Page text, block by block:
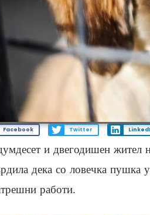
Facebook Twitter
и двегодишен жител
дека со ловечка пушка
работи.